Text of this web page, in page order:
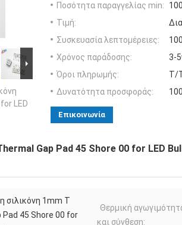
LED
Ποσότητα παραγγελίας min:
Τιμή:
Συσκευασία λεπτομέρειες:
Χρόνος παράδοσης:
3-
Όροι πληρωμής:
T/
Δυνατότητα προσφοράς:
Επικοινωνία
Gap Pad 45 Shore 00 for LED
σιλικόνη 1mm T
Pad 45 Shore 00 for
Θερμική
και σύνθεση: